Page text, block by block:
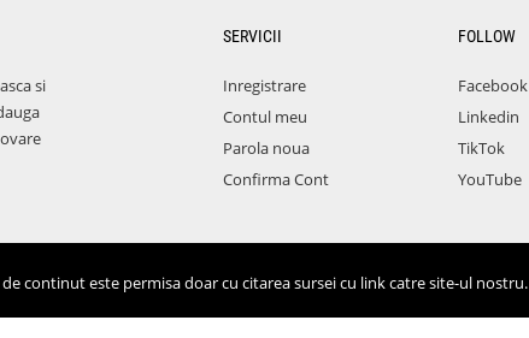
si
SERVICII
Inregistrare
Contul meu
Parola noua
Confirma Cont
FOLLOW
Facebook
Linkedin
TikTok
YouTube
continut este permisa doar cu citarea sursei cu link catre site-ul nostru.